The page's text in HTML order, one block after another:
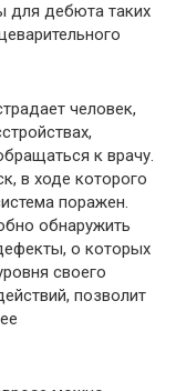
для дебюта таких
человек,
к врачу.
в ходе которого
поражен.
обнаружить
о которых
своего
позволит